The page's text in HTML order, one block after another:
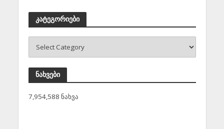
კატეგორიები
ნახვები
7,954,588 ნახვა